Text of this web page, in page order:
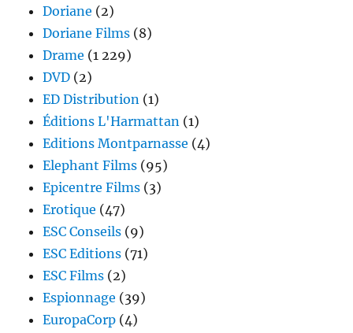
Doriane (2)
Doriane Films (8)
Drame (1 229)
DVD (2)
ED Distribution (1)
Éditions L'Harmattan (1)
Editions Montparnasse (4)
Elephant Films (95)
Epicentre Films (3)
Erotique (47)
ESC Conseils (9)
ESC Editions (71)
ESC Films (2)
Espionnage (39)
EuropaCorp (4)